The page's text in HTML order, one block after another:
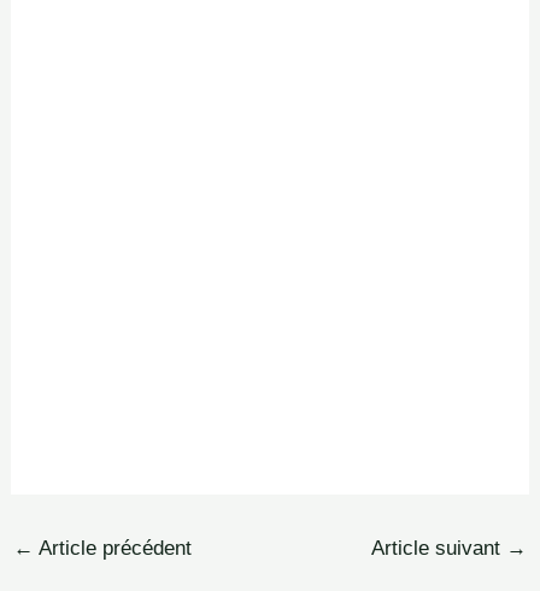
← Article précédent Article suivant →